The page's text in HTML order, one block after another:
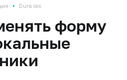
• Dura lex
форму